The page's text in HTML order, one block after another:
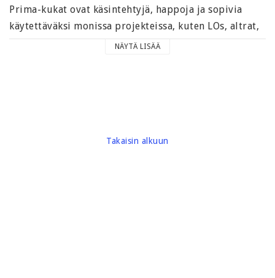
Prima-kukat ovat käsintehtyjä, happoja ja sopivia
käytettäväksi monissa projekteissa, kuten LOs, altrat,
lehdet, kortit ja paljon muuta!
Carton paino noin 20 grammaa
NÄYTÄ LISÄÄ
Takaisin alkuun